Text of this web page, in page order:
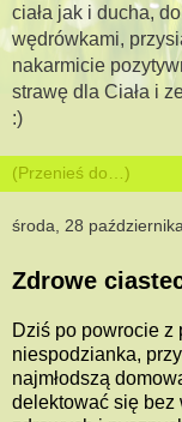
ciała jak i ducha,
wędrówkami,
nakarmicie
strawę dla Ciała i
:)
środa, 28
Zdrowe
Dziś po powrocie z
niespodzianka,
najmłodszą
delektować się bez